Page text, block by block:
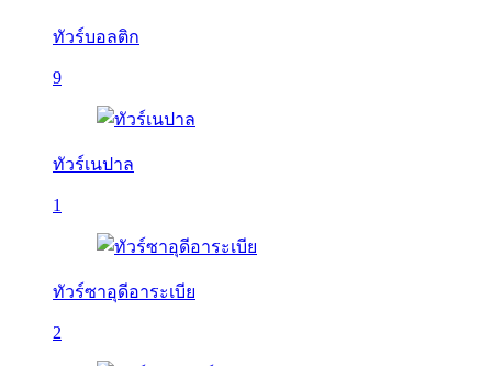
ทัวร์บอลติก
9
ทัวร์เนปาล
1
ทัวร์ซาอุดีอาระเบีย
2